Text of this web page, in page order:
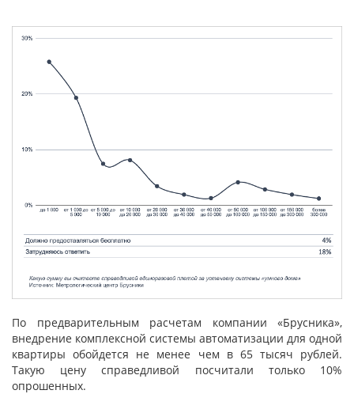
По предварительным расчетам компании «Брусника»,
внедрение комплексной системы автоматизации для одной
квартиры обойдется не менее чем в 65 тысяч рублей.
Такую цену справедливой посчитали только 10%
опрошенных.